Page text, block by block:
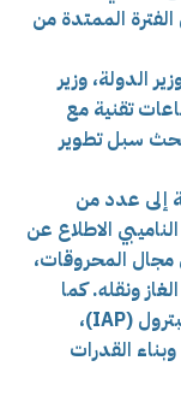
الممتدة من
الدولة، وزير
تقنية مع
سبل تطوير
إلى عدد من
الاطلاع عن
المحروقات،
ونقله. كما
يشمل البرنامج زيارة إلى المعهد الجزائري للبترول (IAP)،
القدرات